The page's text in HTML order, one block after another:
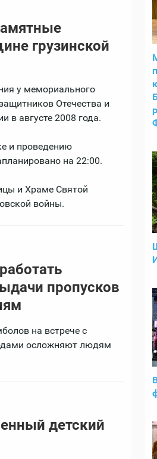
грузинской
у мемориального
Отечества и
в августе 2008 года.
и проведению
на 22:00.
и Храме Святой
войны.
пропусков
на встрече с
осложняют людям
детский